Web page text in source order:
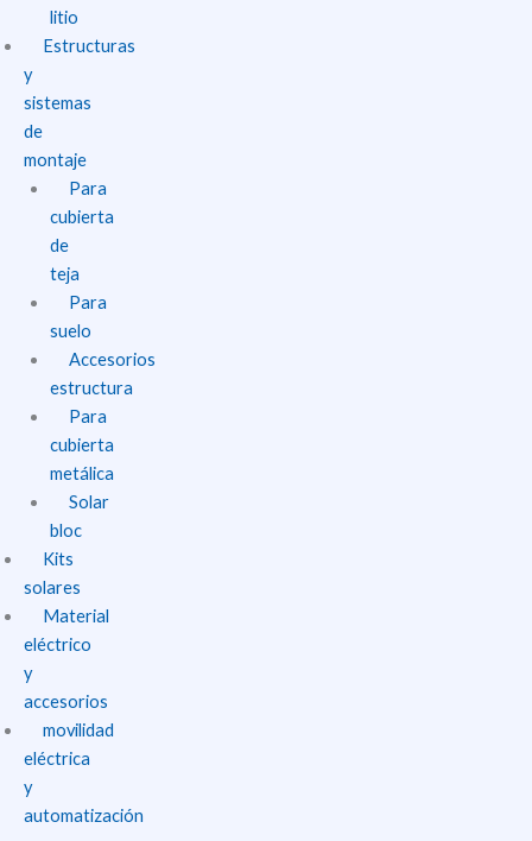
litio
Estructuras
y
sistemas
de
montaje
Para
cubierta
de
teja
Para
suelo
Accesorios
estructura
Para
cubierta
metálica
Solar
bloc
Kits
solares
Material
eléctrico
y
accesorios
movilidad
eléctrica
y
automatización